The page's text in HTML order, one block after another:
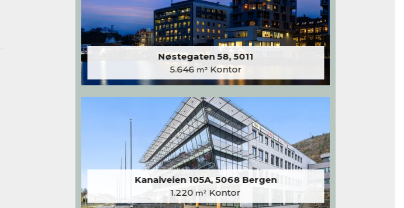
Nøstegaten 58, 5011
5.646 m² Kontor
Kanalveien 105A, 5068 Bergen
1.220 m² Kontor